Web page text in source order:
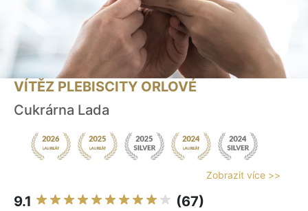
VÍTĚZ PLEBISCITY ORLOVÉ
Cukrárna Lada
Zobrazit více >>
9.1 (67)